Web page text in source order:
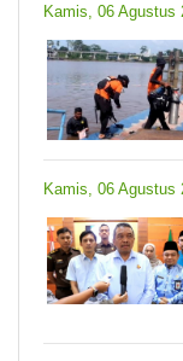
Kamis, 06 Agustus
Kamis, 06 Agustus